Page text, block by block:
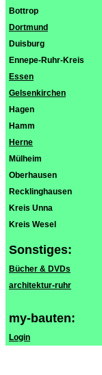
Bottrop
Dortmund
Duisburg
Ennepe-Ruhr-Kreis
Essen
Gelsenkirchen
Hagen
Hamm
Herne
Mülheim
Oberhausen
Recklinghausen
Kreis Unna
Kreis Wesel
Sonstiges:
Bücher & DVDs
architektur-ruhr
my-bauten:
Login